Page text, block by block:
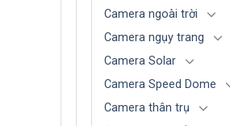
Camera ngoài trời
Camera ngụy trang
Camera Solar
Camera Speed Dome
Camera thân trụ